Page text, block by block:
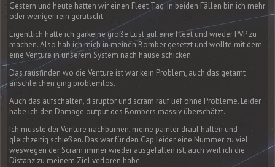
Gestern und heute hatten wir einen Fleet Tag. In beiden Fällen bin ich mehr
oder weniger rein gerutscht.
Eigentlich hatte ich garkeine große Lust auf eine Fleet und wieder PVP zu
machen. Also hab ich mich in meinen Bomber gesetzt und wollte mit dem
eine Venture in unserem System nach hause schicken.
Das rausfinden wo die Venture ist war kein Problem, auch das getarnt
anschleichen ging problemlos.
Auch das aufschalten, disruptor und scram rauf lief ohne Probleme. Leider
habe ich den Damage output des Bombers massiv überschätzt.
Ich musste der Venture nachburnen, meine painter drauf halten und
gleichzeitig schießen. Das war für den Cap leider eine Nummer zu viel
weswegen der Scram immer wieder ausgefallen ist, auch weil ich die
Distanz zu meinem Ziel verloren habe.